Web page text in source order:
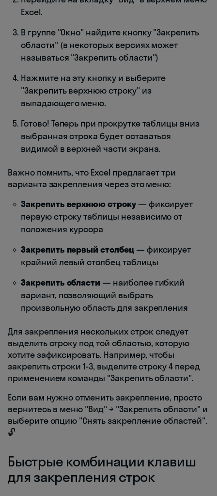
Excel.
В группе "Окно" найдите кнопку "Закрепить
области" (в некоторых версиях может
называться "Закрепить области")
Нажмите на эту кнопку и выберите
"Закрепить верхнюю строку" из
выпадающего меню.
Готово! Теперь при прокрутке таблицы вниз
выбранная строка будет оставаться
видимой в верхней части экрана.
Важно помнить, что Excel предлагает три
варианта закрепления через это меню:
Закрепить верхнюю строку— фиксирует
первую строку таблицы независимо от
положения курсора
Закрепить первый столбец— фиксирует
крайний левый столбец таблицы
Закрепить области — наиболее гибкий
вариант, позволяющий выбрать
произвольную область для закрепления
Для закрепления нескольких строк следует
выделить строку под той областью, которую
хотите зафиксировать. Например, чтобы
закрепить строки 1-3, выделите строку 4 перед
применением команды "Закрепить области".
Если вам нужно отменить закрепление, просто
вернитесь в меню "Вид" → "Закрепить области" и
выберите опцию "Снять закрепление областей".
🔓
Быстрые комбинации клавиш
для закрепления строк